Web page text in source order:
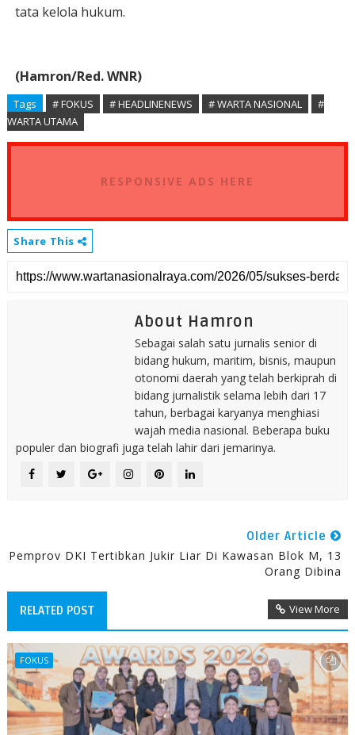
tata kelola hukum.
(Hamron/Red. WNR)
Tags # FOKUS # HEADLINENEWS # WARTA NASIONAL
#
WARTA UTAMA
RESPONSIVE ADS HERE
Share This
About Hamron
Sebagai salah satu jurnalis senior di
bidang hukum, maritim, bisnis, maupun
otonomi daerah yang telah berkiprah di
bidang jurnalistik selama lebih dari 17
tahun, berbagai karyanya menghiasi
wajah media nasional. Beberapa buku
populer dan biografi juga telah lahir dari jemarinya.
Older Article
Pemprov DKI Tertibkan Jukir Liar Di Kawasan Blok M, 13
Orang Dibina
RELATED POST View More
FOKUS